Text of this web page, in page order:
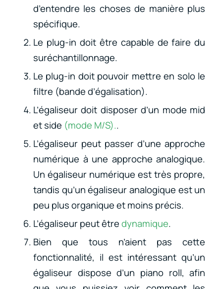
d’entendre les choses de manière plus
spécifique.
Le plug-in doit être capable de faire du
suréchantillonnage.
Le plug-in doit pouvoir mettre en solo le
filtre (bande d’égalisation).
L’égaliseur doit disposer d’un mode mid
et side (mode M/S)..
L’égaliseur peut passer d’une approche
numérique à une approche analogique.
Un égaliseur numérique est très propre,
tandis qu’un égaliseur analogique est un
peu plus organique et moins précis.
L’égaliseur peut êtredynamique.
Bien que tous n’aient pas cette
fonctionnalité, il est intéressant qu’un
égaliseur dispose d’un piano roll, afin